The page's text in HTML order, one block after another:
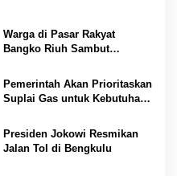
Warga di Pasar Rakyat
Bangko Riuh Sambut
Pemerintah Akan Prioritaskan
Suplai Gas untuk Kebutuhan
Presiden Jokowi Resmikan
Jalan Tol di Bengkulu